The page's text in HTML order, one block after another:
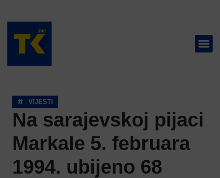
VIJESTI
Na sarajevskoj pijaci
Markale 5. februara
1994. ubijeno 68